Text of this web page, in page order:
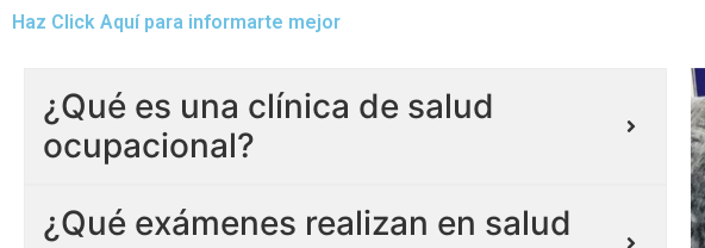
Haz Click Aquí para informarte mejor
¿Qué es una clínica de salud
ocupacional?
¿Qué exámenes realizan en salud